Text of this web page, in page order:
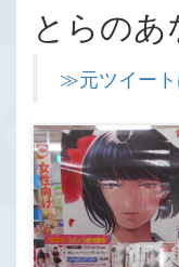
とらの
≫元ツイート